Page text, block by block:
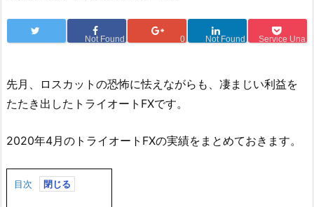
Not Found 0 Not Found Service Una
先月、ロスカットの恐怖に怯えながらも、凄まじい利益を
たたき出したトライオートFXです。
2020年4月のトライオートFXの実績をまとめておきます。
目次